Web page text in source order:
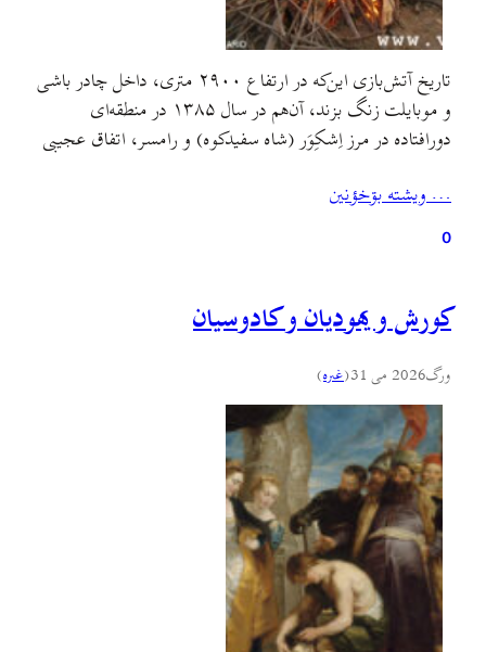
تاریخ آتش‌بازی این‌که در ارتفاع ۲۹۰۰ متری، داخل چادر باشی
و موبایلت زنگ بزند، آن‌هم در سال ۱۳۸۵ در منطقه‌ای
دورافتاده در مرز اِشکِوَر (شاه سفیدکوه) و رامسر، اتفاق عجیبی
روی صفحه‌ی موبایلت نمایان شود، حوالی هشت و نه صبح در
نزدیکی قلّه‌ی بِزابُن، یکی از…
… ويشته بۊخؤنين
0
کورش و یهودیان و کادوسیان
ورگ2026 می 31 (غىره)